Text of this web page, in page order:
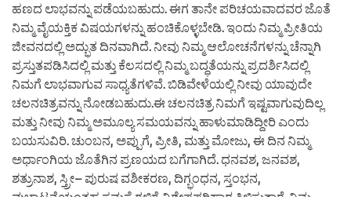
ಹಣದ ಲಾಭವನ್ನು ಪಡೆಯಬಹುದು. ಈಗ ತಾನೇ ಪರಿಚಯವಾದವರ ಜೊತೆ
ನಿಮ್ಮ ವೈಯಕ್ತಿಕ ವಿಷಯಗಳನ್ನು ಹಂಚಿಕೊಳ್ಳಬೇಡಿ. ಇಂದು ನಿಮ್ಮ ಪ್ರೀತಿಯ
ಜೀವನದಲ್ಲಿ ಅದ್ಭುತ ದಿನವಾಗಿದೆ. ನೀವು ನಿಮ್ಮ ಆಲೋಚನೆಗಳನ್ನು ಚೆನ್ನಾಗಿ
ಪ್ರಸ್ತುತಪಡಿಸಿದಲ್ಲಿ ಮತ್ತು ಕೆಲಸದಲ್ಲಿ ನಿಮ್ಮ ಬದ್ಧತೆಯನ್ನು ಪ್ರದರ್ಶಿಸಿದಲ್ಲಿ
ನಿಮಗೆ ಲಾಭವಾಗುವ ಸಾಧ್ಯತೆಗಳಿವೆ. ಬಿಡಿವೇಳೆಯಲ್ಲಿ ನೀವು ಯಾವುದೇ
ಚಲನಚಿತ್ರವನ್ನು ನೋಡಬಹುದು.ಈ ಚಲನಚಿತ್ರ ನಿಮಗೆ ಇಷ್ಟವಾಗುವುದಿಲ್ಲ
ಮತ್ತು ನೀವು ನಿಮ್ಮ ಅಮೂಲ್ಯ ಸಮಯವನ್ನು ಹಾಳುಮಾಡಿದ್ದೀರಿ ಎಂದು
ಬಯಸುವಿರಿ. ಚುಂಬನ, ಅಪ್ಪುಗೆ, ಪ್ರೀತಿ, ಮತ್ತು ಮೋಜು, ಈ ದಿನ ನಿಮ್ಮ
ಅರ್ಧಾಂಗಿಯ ಜೊತೆಗಿನ ಪ್ರಣಯದ ಬಗೆಗಾಗಿದೆ. ಧನವಶ, ಜನವಶ,
ಶತ್ರುನಾಶ, ಸ್ತ್ರೀ– ಪುರುಷ ವಶೀಕರಣ, ದಿಗ್ಭಂಧನ, ಸ್ತಂಭನ,